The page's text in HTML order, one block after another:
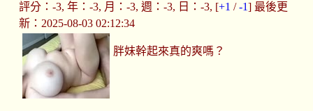
評分：-3, 年：-3, 月：-3, 週：-3, 日：-3, [+1 /-1] 最後更
新：2025-08-03 02:12:34
胖妹幹起來真的爽嗎？